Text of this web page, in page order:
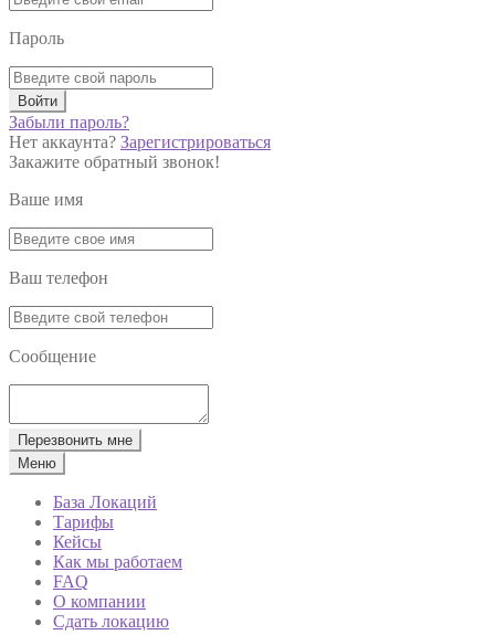
Пароль
Войти
Забыли пароль?
Нет аккаунта? Зарегистрироваться
Закажите обратный звонок!
Ваше имя
Ваш телефон
Сообщение
Перезвонить мне
Меню
База Локаций
Тарифы
Кейсы
Как мы работаем
FAQ
О компании
Сдать локацию